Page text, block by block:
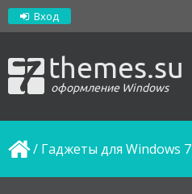
Вход
themes.su
оформление Windows
/ Гаджеты для Windows 7